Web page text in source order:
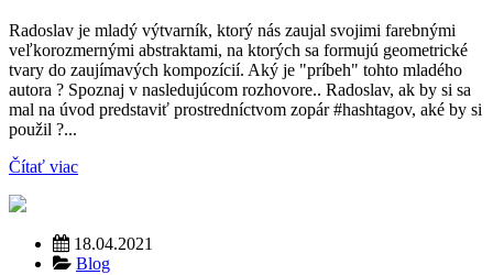
Radoslav je mladý výtvarník, ktorý nás zaujal svojimi farebnými
veľkorozmernými abstraktami, na ktorých sa formujú geometrické
tvary do zaujímavých kompozícií. Aký je "príbeh" tohto mladého
autora ? Spoznaj v nasledujúcom rozhovore.. Radoslav, ak by si sa
mal na úvod predstaviť prostredníctvom zopár #hashtagov, aké by si
použil ?...
Čítať viac
18.04.2021
Blog